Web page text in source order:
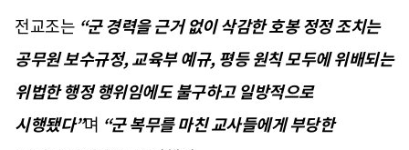
전교조는 “군 경력을 근거 없이 삭감한 호봉 정정 조치는
공무원 보수규정,교육부 예규,평등 원칙 모두에 위배되는
위법한 행정 행위임에도 불구하고 일방적으로
시행됐다”며 “군 복무를 마친 교사들에게 부당한